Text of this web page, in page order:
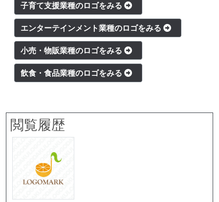
子育て支援業種のロゴをみる
エンターテインメント業種のロゴをみる
小売・物販業種のロゴをみる
飲食・食品業種のロゴをみる
閲覧履歴